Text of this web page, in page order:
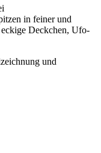
in feiner und
Deckchen, Ufo-
und